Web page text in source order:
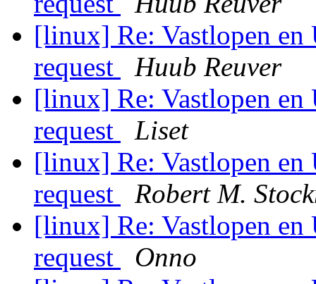
[linux] Re: Vastlopen en
request
Huub Reuver
[linux] Re: Vastlopen en
request
Liset
[linux] Re: Vastlopen en
request
Robert M.
[linux] Re: Vastlopen en
request
Onno